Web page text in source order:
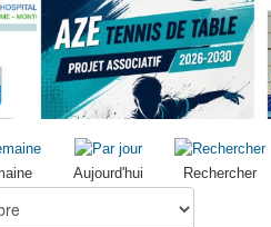
Aujourd'hui Rechercher